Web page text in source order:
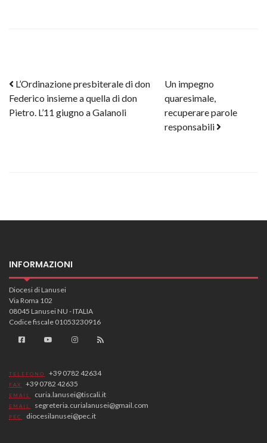
Post navigation
L’Ordinazione presbiterale di don
Federico insieme a quella di don
Pietro. L’11 giugno a Galanoli
Un impegno
quaresimale,
recuperare parole
responsabili
INFORMAZIONI
Diocesi di Lanusei
Via Roma 102
08045 Lanusei NU - ITALIA
Codice fiscale 01053230916
TELEFONO +39 0782 42634
FAX +39 0782 42635
EMAIL curia.lanusei@tiscali.it
EMAIL segreteria.curialanusei@gmail.com
PEC diocesilanusei@pec.it